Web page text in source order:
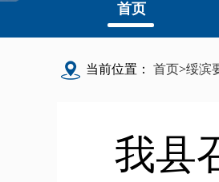
首页
当前位置： 首页>绥滨
我县